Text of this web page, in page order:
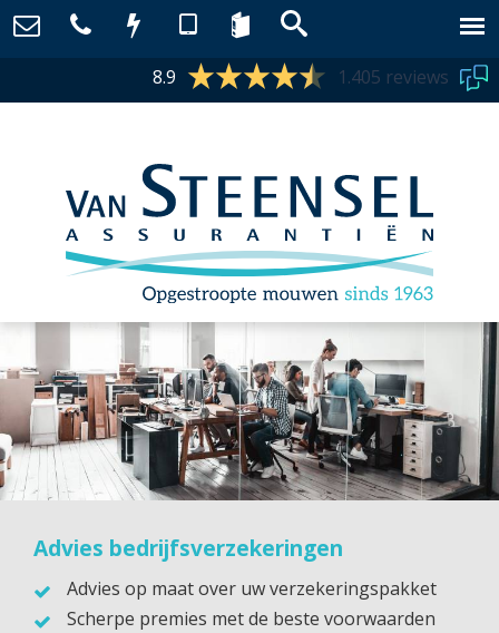
8.9 1.405 reviews
Advies bedrijfsverzekeringen
Advies op maat over uw verzekeringspakket
Scherpe premies met de beste voorwaarden